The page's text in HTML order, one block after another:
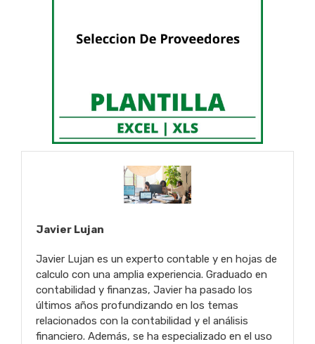
Javier Lujan
Javier Lujan es un experto contable y en hojas de
calculo con una amplia experiencia. Graduado en
contabilidad y finanzas, Javier ha pasado los
últimos años profundizando en los temas
relacionados con la contabilidad y el análisis
financiero. Además, se ha especializado en el uso